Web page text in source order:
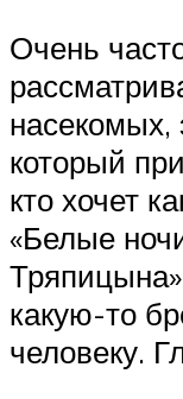
Очень
насекомых,
который
кто хочет
«Белые
какую-то
человеку.